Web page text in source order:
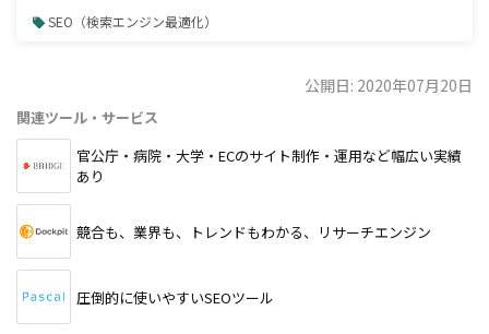
SEO（検索エンジン最適化）
公開日: 2020年07月20日
関連ツール・サービス
官公庁・病院・大学・ECのサイト制作・運用など幅広い実績
あり
競合も、業界も、トレンドもわかる、リサーチエンジン
圧倒的に使いやすいSEOツール